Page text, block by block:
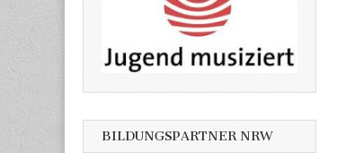
BILDUNGSPARTNER NRW